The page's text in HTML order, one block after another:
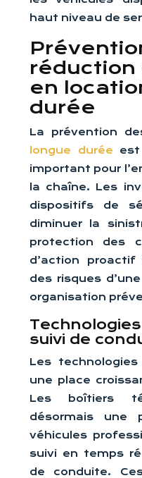
haut niveau de
réduction
en
durée
La prévention
longue durée est
important pour
la chaîne. Les
dispositifs de
diminuer la
protection des
d’action
des risques
organisation
suivi de
Les
une place
Les boîtiers
désormais une
véhicules
suivi en temps
de conduite.